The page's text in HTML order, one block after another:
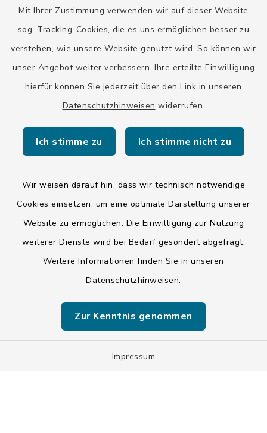
Mit Ihrer Zustimmung verwenden wir auf dieser Website
sog. Tracking-Cookies, die es uns ermöglichen besser zu
verstehen, wie unsere Website genutzt wird. So können wir
unser Angebot weiter verbessern. Ihre erteilte Einwilligung
hierfür können Sie jederzeit über den Link in unseren
Datenschutzhinweisen widerrufen.
Ich stimme zu Ich stimme nicht zu
Wir weisen darauf hin, dass wir technisch notwendige
Cookies einsetzen, um eine optimale Darstellung unserer
Website zu ermöglichen. Die Einwilligung zur Nutzung
weiterer Dienste wird bei Bedarf gesondert abgefragt.
Weitere Informationen finden Sie in unseren
Datenschutzhinweisen.
Zur Kenntnis genommen
Impressum
Raiffeisenbank Isar Loisachtal eG
DE92 7016 9543 0001 0005 00
GENODEF1HHS
HypoVereinsbank
DE20 7002 0270 3630 1010 09
HYVEDEMMXXX
Kontakt
Datenschutz
Sitemap